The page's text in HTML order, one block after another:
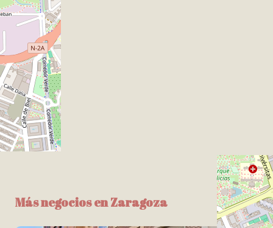
Más negocios en Zaragoza